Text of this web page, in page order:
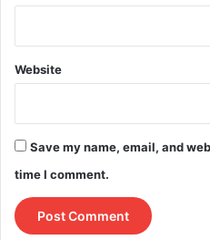
Website
Save my name, email, and
time I comment.